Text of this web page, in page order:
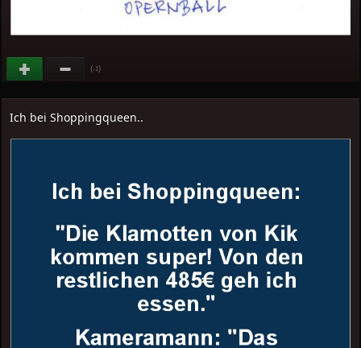
(-1)
Ich bei Shoppingqueen..